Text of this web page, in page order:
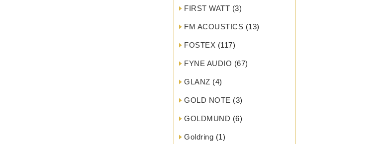
FIRST WATT (3)
FM ACOUSTICS (13)
FOSTEX (117)
FYNE AUDIO (67)
GLANZ (4)
GOLD NOTE (3)
GOLDMUND (6)
Goldring (1)